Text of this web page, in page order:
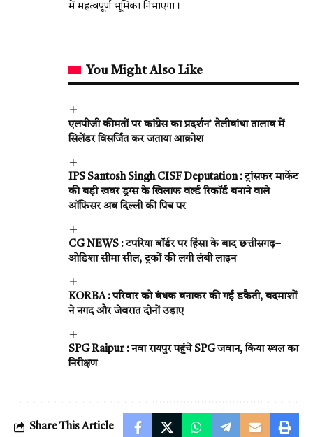
में महत्वपूर्ण भूमिका निभाएगा।
You Might Also Like
एलपीजी कीमतों पर कांग्रेस का प्रदर्शन’ तेलीबांधा तालाब में
सिलेंडर विसर्जित कर जताया आक्रोश
IPS Santosh Singh CISF Deputation : ट्रांसफर मार्केट
की बड़ी खबर ड्रग्स के खिलाफ वर्ल्ड रिकॉर्ड बनाने वाले
ऑफिसर अब दिल्ली की पिच पर
CG NEWS : टपरिया बॉर्डर पर हिंसा के बाद छत्तीसगढ़–
ओडिशा सीमा सील, ट्रकों की लगी लंबी लाइन
KORBA : परिवार को बंधक बनाकर की गई डकैती, बदमाशों
ने नगद और जेवरात दोनों उड़ाए
SPG Raipur : नवा रायपुर पहुंचे SPG जवान, किया स्थल का
निरीक्षण
Share This Article